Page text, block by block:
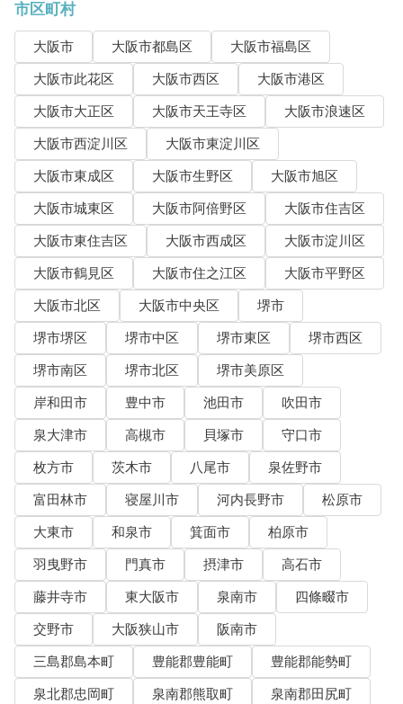
市区町村
大阪市 大阪市都島区
大阪市福島区
大阪市此花区
大阪市西区
大阪市港区
大阪市大正区
大阪市天王寺区
大阪市浪速区
大阪市西淀川区
大阪市東淀川区
大阪市東成区
大阪市生野区
大阪市旭区
大阪市城東区
大阪市阿倍野区
大阪市住吉区
大阪市東住吉区
大阪市西成区
大阪市淀川区
大阪市鶴見区
大阪市住之江区
大阪市平野区
大阪市北区
大阪市中央区
堺市
堺市堺区
堺市中区 堺市東区
堺市西区
堺市南区
堺市北区
堺市美原区
岸和田市
豊中市 池田市
吹田市
泉大津市
高槻市 貝塚市
守口市
枚方市
茨木市 八尾市
泉佐野市
富田林市
寝屋川市 河内長野市
松原市
大東市
和泉市 箕面市
柏原市
羽曳野市
門真市 摂津市
高石市
藤井寺市
東大阪市 泉南市
四條畷市
交野市
大阪狭山市
阪南市
三島郡島本町
豊能郡豊能町
豊能郡能勢町
泉北郡忠岡町
泉南郡熊取町
泉南郡田尻町